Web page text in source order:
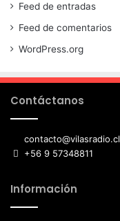
Feed de entradas
Feed de comentarios
WordPress.org
Contáctanos
contacto@vilasradio.cl
+56 9 57348811
Información